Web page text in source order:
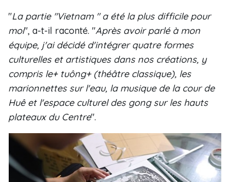
"La partie "Vietnam " a été la plus difficile pour
moi", a-t-il raconté. "Après avoir parlé à mon
équipe, j'ai décidé d'intégrer quatre formes
culturelles et artistiques dans nos créations, y
compris le+ tuông+ (théâtre classique), les
marionnettes sur l'eau, la musique de la cour de
Huê et l'espace culturel des gong sur les hauts
plateaux du Centre".